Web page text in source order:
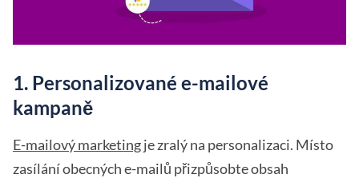
1. Personalizované e-mailové
kampaně
E-mailový marketingje zralý na personalizaci. Místo
zasílání obecných e-mailů přizpůsobte obsah